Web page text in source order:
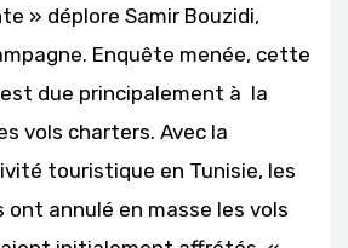
» déplore Samir Bouzidi,
Enquête menée, cette
due principalement à la
vols charters. Avec la
touristique en Tunisie, les
annulé en masse les vols